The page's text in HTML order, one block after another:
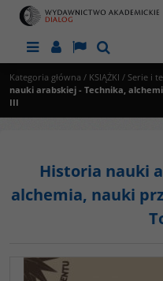
MenuPanelLangSzukaj
Kategoria główna / KSIĄŻKI / Serie i
nauki arabskiej - Technika,
III
Historia nauki
alchemia, nauki